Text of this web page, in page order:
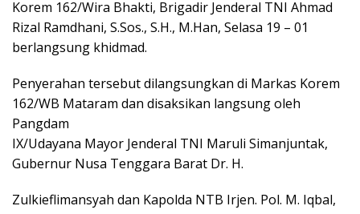
Korem 162/Wira Bhakti, Brigadir Jenderal TNI Ahmad
Rizal Ramdhani, S.Sos., S.H., M.Han, Selasa 19 – 01
berlangsung khidmad.
Penyerahan tersebut dilangsungkan di Markas Korem
162/WB Mataram dan disaksikan langsung oleh
Pangdam
IX/Udayana Mayor Jenderal TNI Maruli Simanjuntak,
Gubernur Nusa Tenggara Barat Dr. H.
Zulkieflimansyah dan Kapolda NTB Irjen. Pol. M. Iqbal,